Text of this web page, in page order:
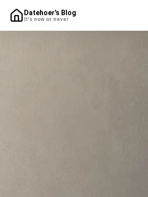
Datehoer's Blog
It's now or never